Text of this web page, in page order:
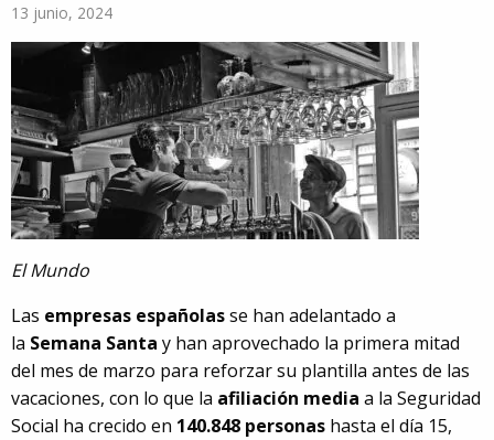
13 junio, 2024
El Mundo
Las empresas españolasse han adelantado a
la Semana Santa y han aprovechado la primera mitad
del mes de marzo para reforzar su plantilla antes de las
vacaciones, con lo que la afiliación media a la Seguridad
Social ha crecido en 140.848 personas hasta el día 15,